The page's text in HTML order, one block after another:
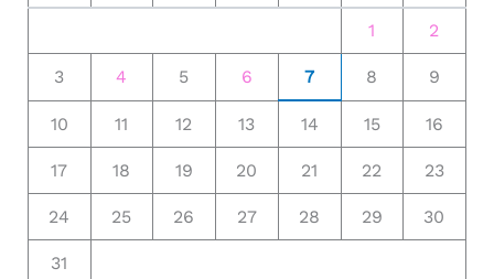
1 2
3 4 5 6 7 8 9
10 11 12 13 14 15 16
17 18 19 20 21 22 23
24 25 26 27 28 29 30
31